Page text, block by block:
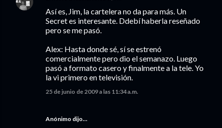
Así es, Jim, la cartelera no da para más. Un
Secret es interesante. Ddebí haberla reseñado
pero se me pasó.
Alex: Hasta donde sé, sí se estrenó
comercialmente pero dio el semanazo. Luego
pasó a formato casero y finalmente a la tele. Yo
la vi primero en televisión.
25 de junio de 2009 a las 11:34 a.m.
Anónimo dijo…